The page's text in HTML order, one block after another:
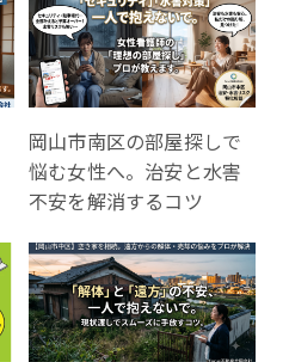
岡山市南区の部屋探しで
悩む女性へ。治安と水害
不安を解消するコツ